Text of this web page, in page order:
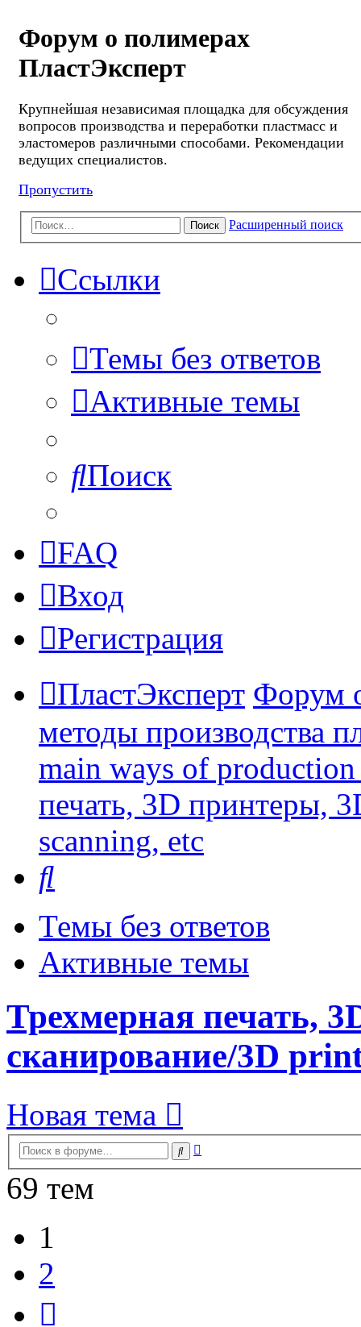
Форум о полимерах
ПластЭксперт
Крупнейшая независимая площадка для обсуждения
вопросов производства и переработки пластмасс и
эластомеров различными способами. Рекомендации
ведущих специалистов.
Пропустить
Поиск Расширенный поиск
Ссылки
Темы без ответов
Активные темы
Поиск
FAQ
Вход
Регистрация
ПластЭксперт Форум
методы производства
main ways of
печать, 3D принтеры,
scanning, etc
Темы без ответов
Активные темы
Трехмерная печать,
сканирование/3D
Новая тема
Поиск
69 тем
1
2